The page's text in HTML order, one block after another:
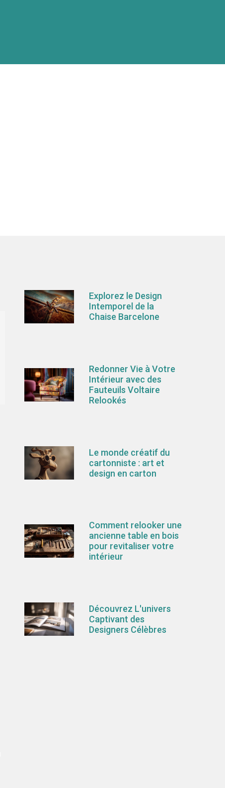
Explorez le Design
Intemporel de la
Chaise Barcelone
Redonner Vie à Votre
Intérieur avec des
Fauteuils Voltaire
Relookés
Le monde créatif du
cartonniste : art et
design en carton
Comment relooker une
ancienne table en bois
pour revitaliser votre
intérieur
Découvrez L'univers
Captivant des
Designers Célèbres